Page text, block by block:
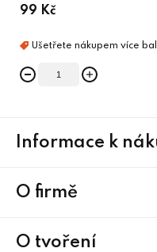
99 Kč
Informace k
O firmě
O tvoření